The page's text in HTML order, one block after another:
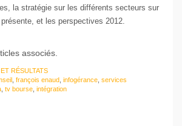
la stratégie sur les différents secteurs sur
et les perspectives 2012.
associés.
RÉSULTATS
françois enaud infogérance services
tv bourse intégration